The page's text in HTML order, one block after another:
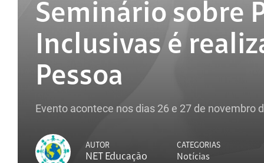
Seminário sobre
Inclusivas é
Pessoa
Evento acontece nos dias 26 e 27 de novembro
AUTOR
NET Educação
CATEGORIAS
Notícias